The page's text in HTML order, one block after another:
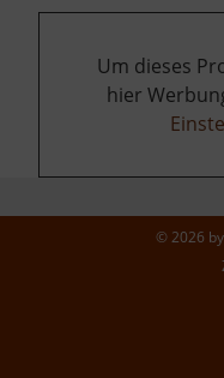
Um dieses
hier
© 2026 by